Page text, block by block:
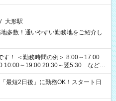
/ 大形駅
多数！通いやすい勤務地をご紹介し
す！ ＜勤務時間の例＞ 8:00～17:00
10:00～19:00 20:30～翌5:30 など ★
日勤のみ、残業なし、交替制など
短2日後」に勤務OK！スタート日